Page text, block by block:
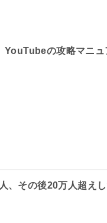
YouTubeの攻略マニュ
、その後20万人超えし